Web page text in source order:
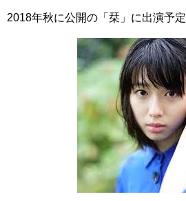
2018年秋に公開の「栞」に出演予定